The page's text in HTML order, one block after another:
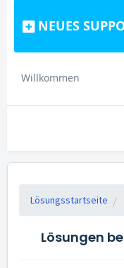
NEUES
Willkommen
Lösungsstartseite
Lösungen